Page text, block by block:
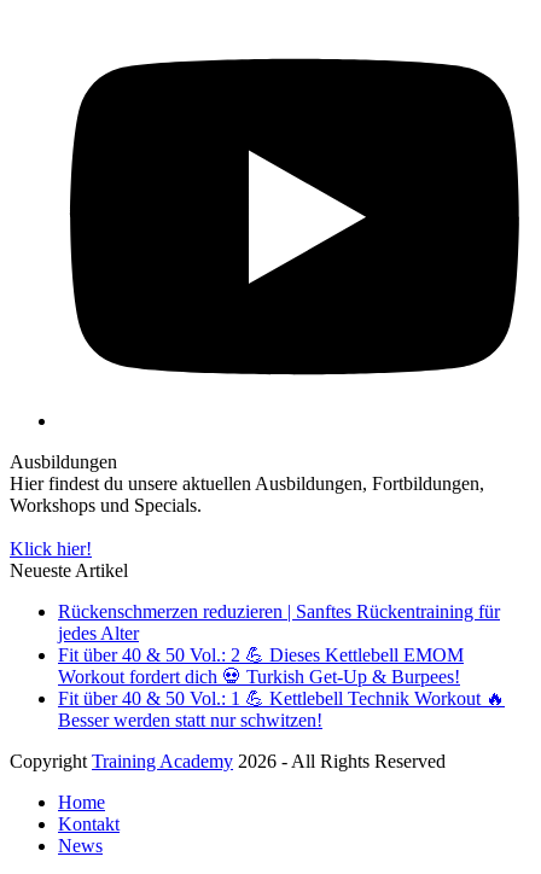
Ausbildungen
Hier findest du unsere aktuellen Ausbildungen, Fortbildungen,
Workshops und Specials.
Klick hier!
Neueste Artikel
Rückenschmerzen reduzieren | Sanftes Rückentraining für
jedes Alter
Fit über 40 & 50 Vol.: 2 💪 Dieses Kettlebell EMOM
Workout fordert dich 💀 Turkish Get-Up & Burpees!
Fit über 40 & 50 Vol.: 1 💪 Kettlebell Technik Workout 🔥
Besser werden statt nur schwitzen!
Copyright Training Academy 2026 - All Rights Reserved
Home
Kontakt
News